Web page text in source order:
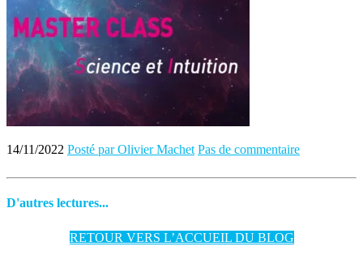
14/11/2022 Posté par Olivier Machet Pas de commentaire
D'autres lectures...
RETOUR VERS L’ACCUEIL DU BLOG